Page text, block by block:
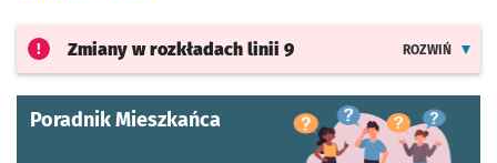
Zmiany w rozkładach linii 9 ROZWIŃ
Poradnik Mieszkańca